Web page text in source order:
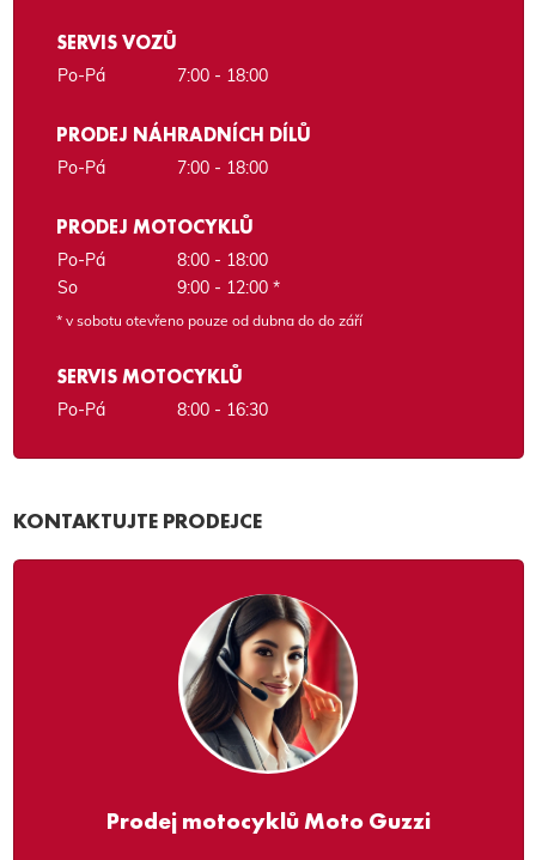
SERVIS VOZŮ
Po-Pá 7:00 - 18:00
PRODEJ NÁHRADNÍCH DÍLŮ
Po-Pá 7:00 - 18:00
PRODEJ MOTOCYKLŮ
Po-Pá
8:00 - 18:00
So
9:00 - 12:00 *
* v sobotu otevřeno pouze od dubna do do září
SERVIS MOTOCYKLŮ
Po-Pá 8:00 - 16:30
KONTAKTUJTE PRODEJCE
Prodej motocyklů Moto Guzzi